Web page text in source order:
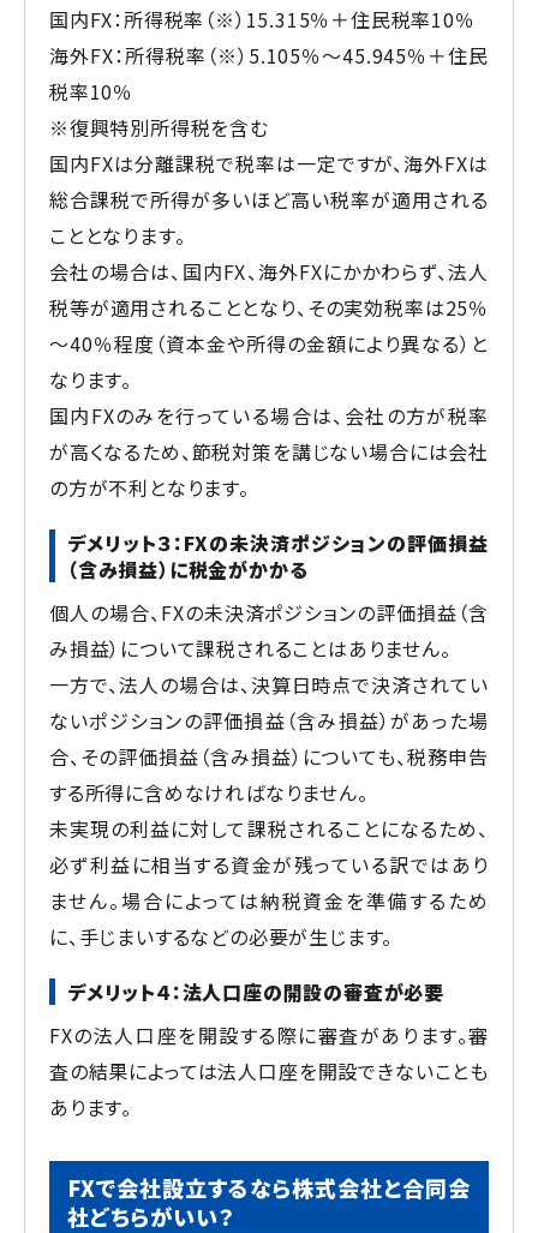
国内FX：所得税率（※）15.315％＋住民税率10％
海外FX：所得税率（※）5.105％～45.945％＋住民
税率10％
※復興特別所得税を含む
国内FXは分離課税で税率は一定ですが、海外FXは
総合課税で所得が多いほど高い税率が適用される
こととなります。
会社の場合は、国内FX、海外FXにかかわらず、法人
税等が適用されることとなり、その実効税率は25％
～40％程度（資本金や所得の金額により異なる）と
なります。
国内FXのみを行っている場合は、会社の方が税率
が高くなるため、節税対策を講じない場合には会社
の方が不利となります。
デメリット３：FXの未決済ポジションの評価損益
（含み損益）に税金がかかる
個人の場合、FXの未決済ポジションの評価損益（含
み損益）について課税されることはありません。
一方で、法人の場合は、決算日時点で決済されてい
ないポジションの評価損益（含み損益）があった場
合、その評価損益（含み損益）についても、税務申告
する所得に含めなければなりません。
未実現の利益に対して課税されることになるため、
必ず利益に相当する資金が残っている訳ではあり
ません。場合によっては納税資金を準備するため
に、手じまいするなどの必要が生じます。
デメリット４：法人口座の開設の審査が必要
FXの法人口座を開設する際に審査があります。審
査の結果によっては法人口座を開設できないことも
あります。
FXで会社設立するなら株式会社と合同会
社どちらがいい？